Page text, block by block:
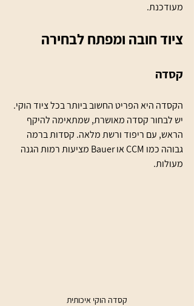
מעודכנת.
ציוד חובה ומפתח לבחירה
קסדה
הקסדה היא הפריט החשוב ביותר בכל ציוד הוקי.
יש לבחור קסדה מאושרת, שמתאימה להיקף
הראש, עם ריפוד ורשת מלאה. קסדות ברמה
גבוהה כמו CCM או Bauer מציעות רמות הגנה
מעולות.
קסדה הוקי איכותית